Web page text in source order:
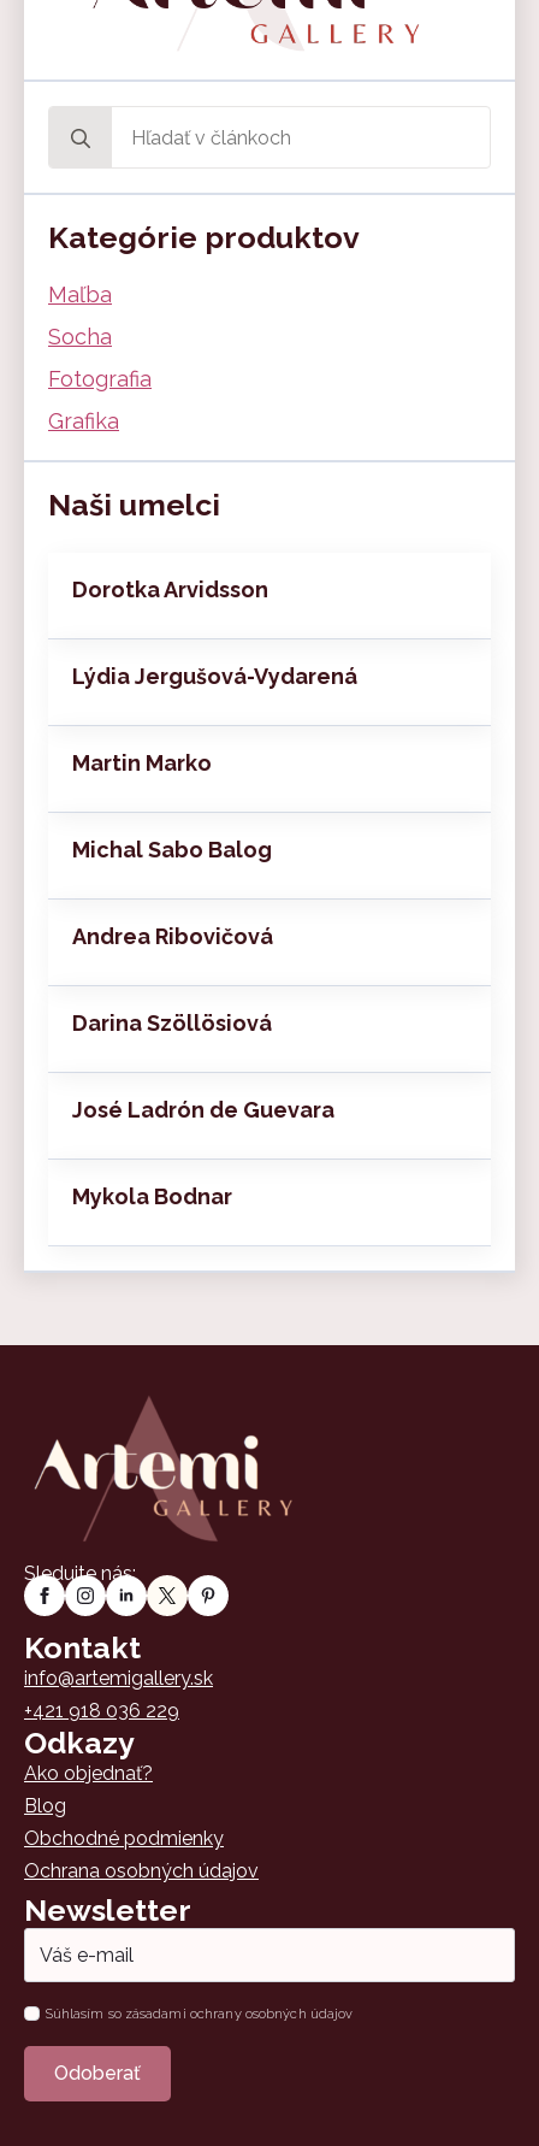
for:
Kategórie produktov
Maľba
Socha
Fotografia
Grafika
Naši umelci
Dorotka Arvidsson
Lýdia Jergušová-Vydarená
Martin Marko
Michal Sabo Balog
Andrea Ribovičová
Darina Szöllösiová
José Ladrón de Guevara
Mykola Bodnar
Sledujte nás:
Kontakt
info@artemigallery.sk
+421 918 036 229
Odkazy
Ako objednať?
Blog
Obchodné podmienky
Ochrana osobných údajov
Newsletter
Email
SúhlasSúhlasím so zásadami ochrany osobných údajov
Odoberať